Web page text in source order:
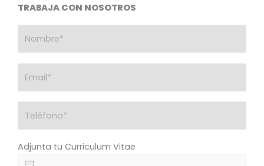
TRABAJA CON NOSOTROS
Adjunta tu Curriculum Vitae